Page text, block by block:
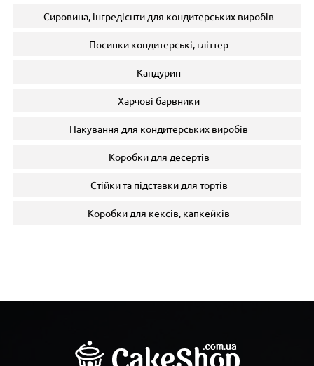
Сировина, інгредієнти для кондитерських виробів
Посипки кондитерські, гліттер
Кандурин
Харчові барвники
Пакування для кондитерських виробів
Коробки для десертів
Стійки та підставки для тортів
Коробки для кексів, капкейків